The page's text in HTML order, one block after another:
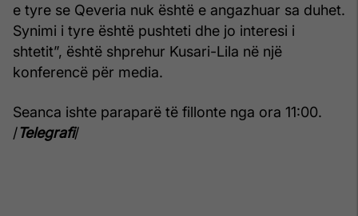
e tyre se Qeveria nuk është e angazhuar sa duhet.
Synimi i tyre është pushteti dhe jo interesi i
shtetit”, është shprehur Kusari-Lila në një
konferencë për media.
Seanca ishte paraparë të fillonte nga ora 11:00.
/Telegrafi/